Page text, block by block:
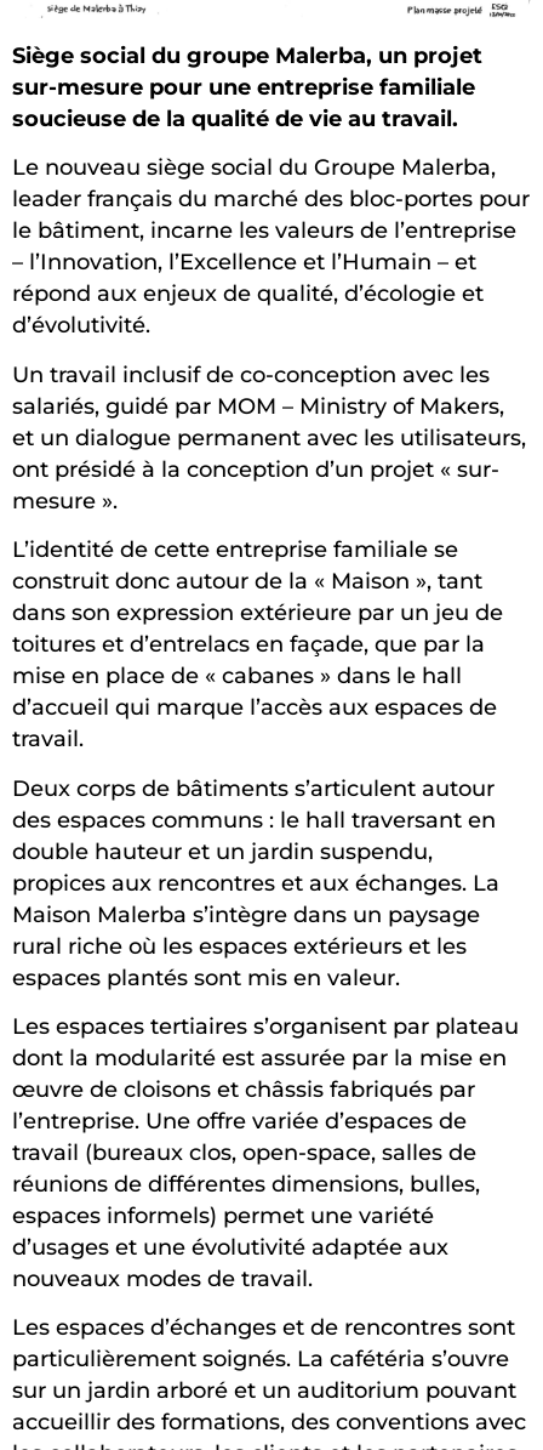
Siège social du groupe Malerba, un projet
sur-mesure pour une entreprise familiale
soucieuse de la qualité de vie au travail.
Le nouveau siège social du Groupe Malerba,
leader français du marché des bloc-portes pour
le bâtiment, incarne les valeurs de l’entreprise
– l’Innovation, l’Excellence et l’Humain – et
répond aux enjeux de qualité, d’écologie et
d’évolutivité.
Un travail inclusif de co-conception avec les
salariés, guidé par MOM – Ministry of Makers,
et un dialogue permanent avec les utilisateurs,
ont présidé à la conception d’un projet « sur-
mesure ».
L’identité de cette entreprise familiale se
construit donc autour de la « Maison », tant
dans son expression extérieure par un jeu de
toitures et d’entrelacs en façade, que par la
mise en place de « cabanes » dans le hall
d’accueil qui marque l’accès aux espaces de
travail.
Deux corps de bâtiments s’articulent autour
des espaces communs : le hall traversant en
double hauteur et un jardin suspendu,
propices aux rencontres et aux échanges. La
Maison Malerba s’intègre dans un paysage
rural riche où les espaces extérieurs et les
espaces plantés sont mis en valeur.
Les espaces tertiaires s’organisent par plateau
dont la modularité est assurée par la mise en
œuvre de cloisons et châssis fabriqués par
l’entreprise. Une offre variée d’espaces de
travail (bureaux clos, open-space, salles de
réunions de différentes dimensions, bulles,
espaces informels) permet une variété
d’usages et une évolutivité adaptée aux
nouveaux modes de travail.
Les espaces d’échanges et de rencontres sont
particulièrement soignés. La cafétéria s’ouvre
sur un jardin arboré et un auditorium pouvant
accueillir des formations, des conventions avec